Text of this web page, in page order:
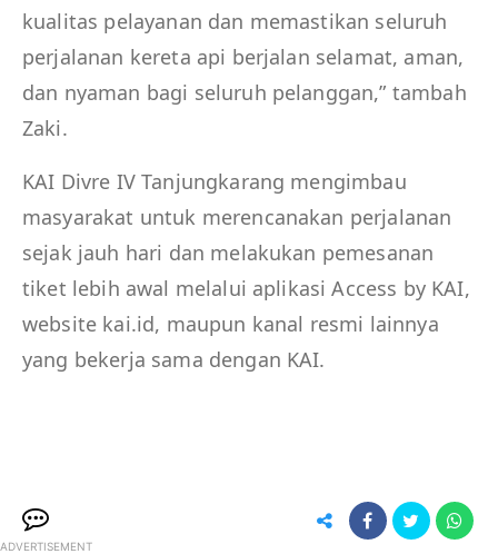
kualitas pelayanan dan memastikan seluruh
perjalanan kereta api berjalan selamat, aman,
dan nyaman bagi seluruh pelanggan,” tambah
Zaki.
KAI Divre IV Tanjungkarang mengimbau
masyarakat untuk merencanakan perjalanan
sejak jauh hari dan melakukan pemesanan
tiket lebih awal melalui aplikasi Access by KAI,
website kai.id, maupun kanal resmi lainnya
yang bekerja sama dengan KAI.
ADVERTISEMENT